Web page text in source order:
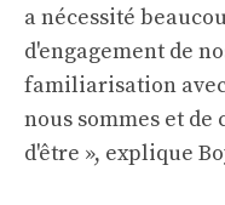
a nécessité
d'engagement de
familiarisation
nous sommes et de
d'être », explique